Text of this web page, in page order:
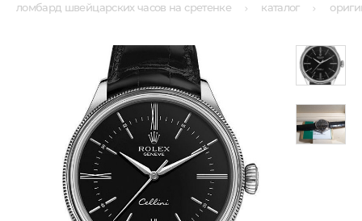
ломбард швейцарских часов на сретенке каталог